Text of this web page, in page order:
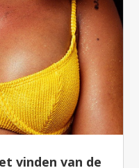
vinden van de